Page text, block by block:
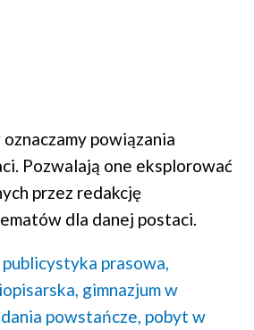
powiązania
Pozwalają one eksplorować
przez redakcję
dla danej postaci.
publicystyka prasowa,
gimnazjum w
powstańcze, pobyt w